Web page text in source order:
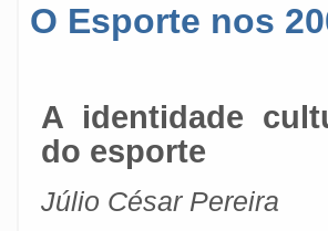
O Esporte nos
A identidade
do esporte
Júlio César Pereira